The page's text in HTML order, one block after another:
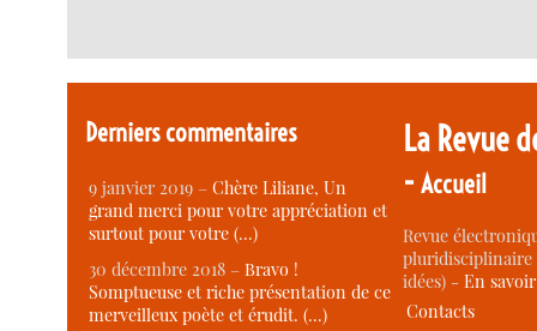
Derniers commentaires
9 janvier 2019 –Chère Liliane, Un
grand merci pour votre appréciation et
surtout pour votre (…)
30 décembre 2018 –Bravo !
Somptueuse et riche présentation de ce
merveilleux poète et érudit. (…)
La Revue
-Accueil
Revue
idées) -En
Contacts